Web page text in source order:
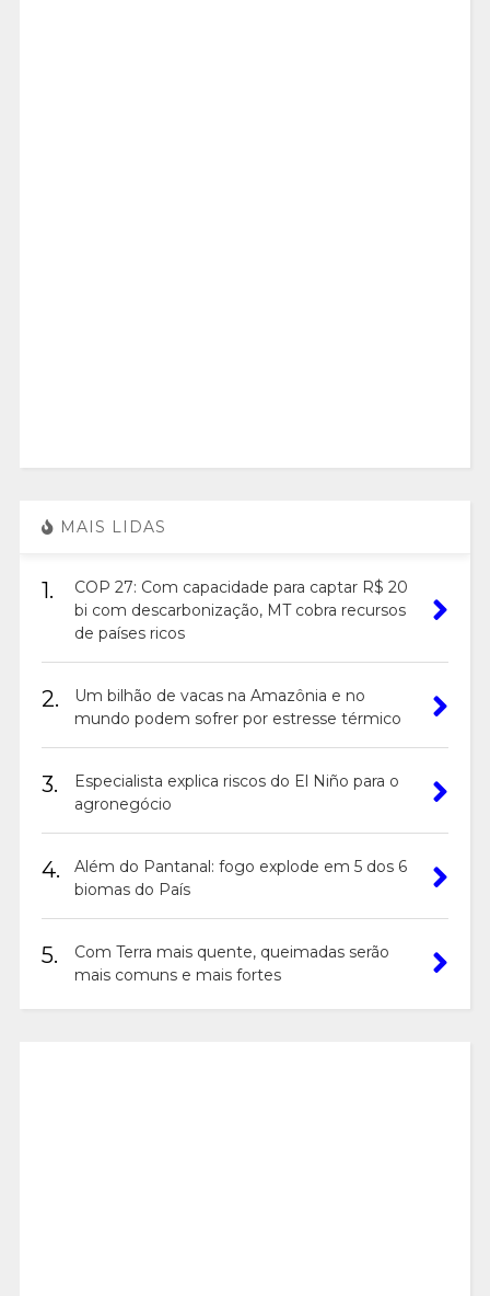
MAIS LIDAS
1.
COP 27: Com capacidade para captar R$ 20
bi com descarbonização, MT cobra recursos
de países ricos
2.
Um bilhão de vacas na Amazônia e no
mundo podem sofrer por estresse térmico
3.
Especialista explica riscos do El Niño para o
agronegócio
4.
Além do Pantanal: fogo explode em 5 dos 6
biomas do País
5.
Com Terra mais quente, queimadas serão
mais comuns e mais fortes